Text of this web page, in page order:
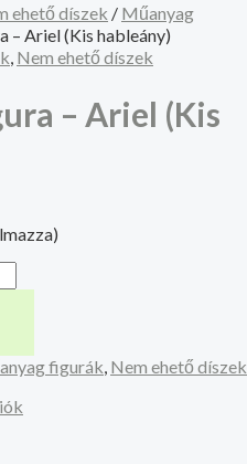
ehető díszek / Műanyag
– Ariel (Kis hableány)
Nem ehető díszek
– Ariel (Kis
figurák, Nem ehető díszek